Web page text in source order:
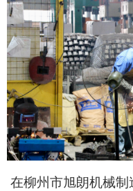
在柳州市旭朗机械